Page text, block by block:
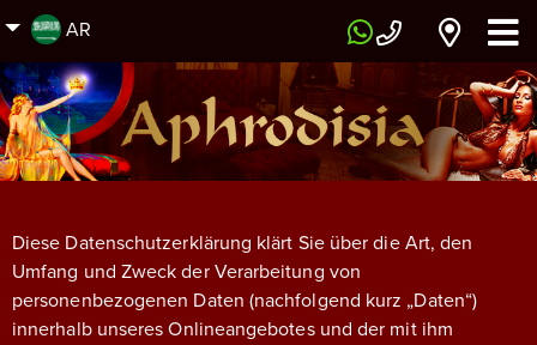
AR
Diese Datenschutzerklärung klärt Sie über die Art, den
Umfang und Zweck der Verarbeitung von
personenbezogenen Daten (nachfolgend kurz „Daten“)
innerhalb unseres Onlineangebotes und der mit ihm